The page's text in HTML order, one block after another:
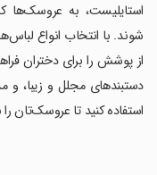
استایلیست، به عروسک‌ها
شوند. با انتخاب انواع
از پوشش را برای دختران
دستبند‌های مجلل و زیبا،
استفاده کنید تا عروسک‌تان